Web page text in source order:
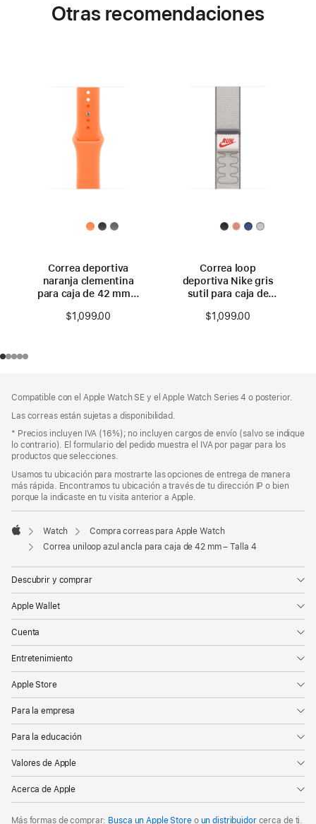
Otras recomendaciones
Correa deportiva
naranja clementina
para caja de 42 mm –
$1,099.00
Correa loop
deportiva Nike gris
sutil para caja de
$1,099.00
de
página
a
pie
de
página
Compatible con el Apple Watch SE y el Apple Watch Series 4 o posterior.
Las correas están sujetas a disponibilidad.
Nota
a
pie
página
* Precios incluyen IVA (16%); no incluyen cargos de envío (salvo se indique
lo contrario). El formulario del pedido muestra el IVA por pagar para los
productos que selecciones.
Usamos tu ubicación para mostrarte las opciones de entrega de manera
más rápida. Encontramos tu ubicación a través de tu dirección IP o bien
porque la indicaste en tu visita anterior a Apple.
Apple
Watch
Compra correas para Apple Watch
Correa uniloop azul ancla para caja de 42 mm – Talla 4
Descubrir y comprar
Apple Wallet
Cuenta
Entretenimiento
Apple Store
Para la empresa
Para la educación
Valores de Apple
Acerca de Apple
Más formas de comprar: Busca un Apple Storeo un distribuidorcerca de ti.